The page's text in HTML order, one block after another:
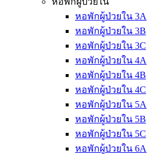
หอพักผู้ป่วยใน 3A
หอพักผู้ป่วยใน 3B
หอพักผู้ป่วยใน 3C
หอพักผู้ป่วยใน 4A
หอพักผู้ป่วยใน 4B
หอพักผู้ป่วยใน 4C
หอพักผู้ป่วยใน 5A
หอพักผู้ป่วยใน 5B
หอพักผู้ป่วยใน 5C
หอพักผู้ป่วยใน 6A